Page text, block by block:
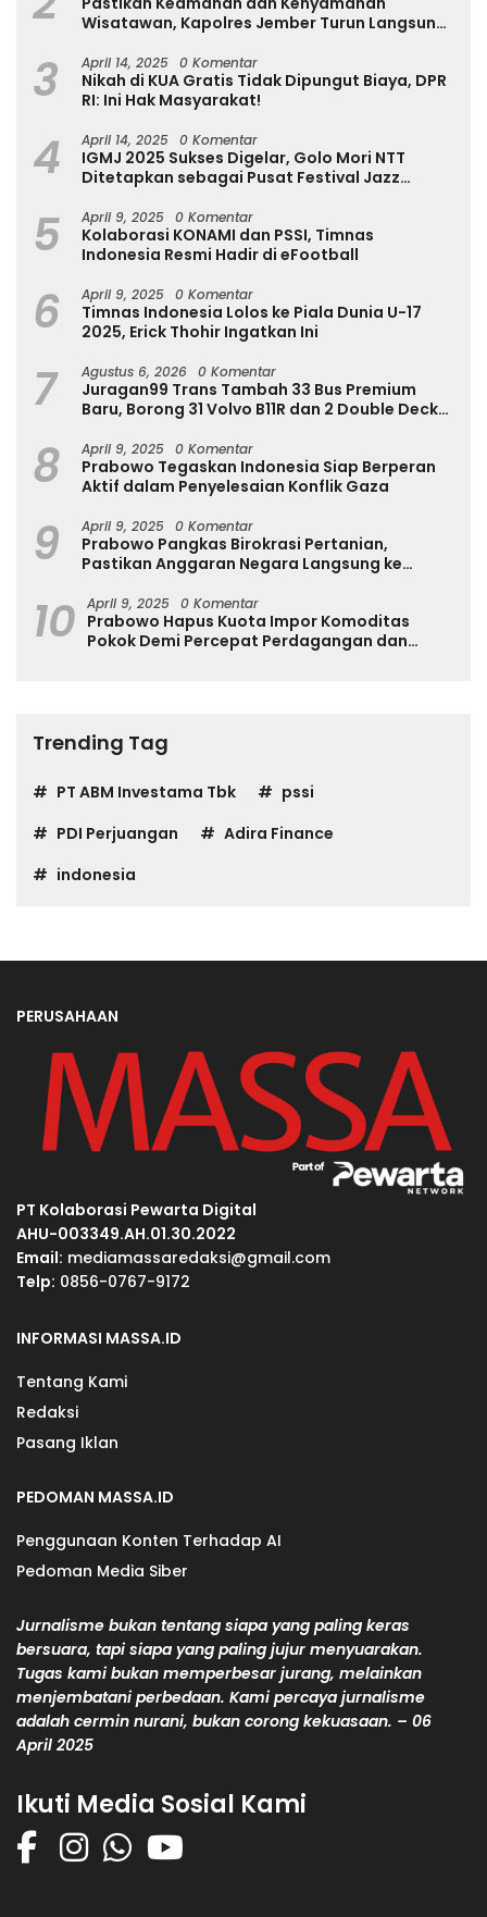
Wisatawan, Kapolres Jember Turun Langsung
3 April 14, 2025 0 Komentar
Nikah di KUA Gratis Tidak Dipungut Biaya, DPR
RI: Ini Hak Masyarakat!
4 April 14, 2025 0 Komentar
IGMJ 2025 Sukses Digelar, Golo Mori NTT
Ditetapkan sebagai Pusat Festival Jazz
5 April 9, 2025 0 Komentar
Kolaborasi KONAMI dan PSSI, Timnas
Indonesia Resmi Hadir di eFootball
6 April 9, 2025 0 Komentar
Timnas Indonesia Lolos ke Piala Dunia U-17
2025, Erick Thohir Ingatkan Ini
7 Agustus 6, 2026 0 Komentar
Juragan99 Trans Tambah 33 Bus Premium
Baru, Borong 31 Volvo B11R dan 2 Double Decker
8 April 9, 2025 0 Komentar
Prabowo Tegaskan Indonesia Siap Berperan
Aktif dalam Penyelesaian Konflik Gaza
9 April 9, 2025 0 Komentar
Prabowo Pangkas Birokrasi Pertanian,
Pastikan Anggaran Negara Langsung ke
10 April 9, 2025 0 Komentar
Prabowo Hapus Kuota Impor Komoditas
Pokok Demi Percepat Perdagangan dan
Trending Tag
PT ABM Investama Tbk
pssi
PDI Perjuangan
Adira Finance
indonesia
PERUSAHAAN
PT Kolaborasi Pewarta Digital
AHU-003349.AH.01.30.2022
Email: mediamassaredaksi@gmail.com
Telp: 0856-0767-9172
INFORMASI MASSA.ID
Tentang Kami
Redaksi
Pasang Iklan
PEDOMAN MASSA.ID
Penggunaan Konten Terhadap AI
Pedoman Media Siber
Jurnalisme bukan tentang siapa yang paling keras
bersuara, tapi siapa yang paling jujur menyuarakan.
Tugas kami bukan memperbesar jurang, melainkan
menjembatani perbedaan. Kami percaya jurnalisme
adalah cermin nurani, bukan corong kekuasaan. – 06
April 2025
Ikuti Media Sosial Kami